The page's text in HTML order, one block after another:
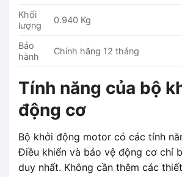
Khối
lượng
0.940 Kg
Bảo
hành
Chính hãng 12 tháng
Tính năng của bộ
động cơ
Bộ khởi động motor có các tính
Điều khiển và bảo vệ động cơ chỉ
duy nhất. Không cần thêm các